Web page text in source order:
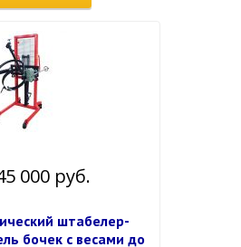
000 руб.
штабелер-
бочек с весами до